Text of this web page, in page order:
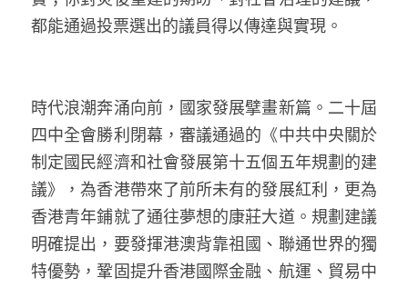
都能通過投票選出的議員得以傳達與實現。
時代浪潮奔涌向前，國家發展擘畫新篇。二十屆
四中全會勝利閉幕，審議通過的《中共中央關於
制定國民經濟和社會發展第十五個五年規劃的建
議》，為香港帶來了前所未有的發展紅利，更為
香港青年鋪就了通往夢想的康莊大道。規劃建議
明確提出，要發揮港澳背靠祖國、聯通世界的獨
特優勢，鞏固提升香港國際金融、航運、貿易中